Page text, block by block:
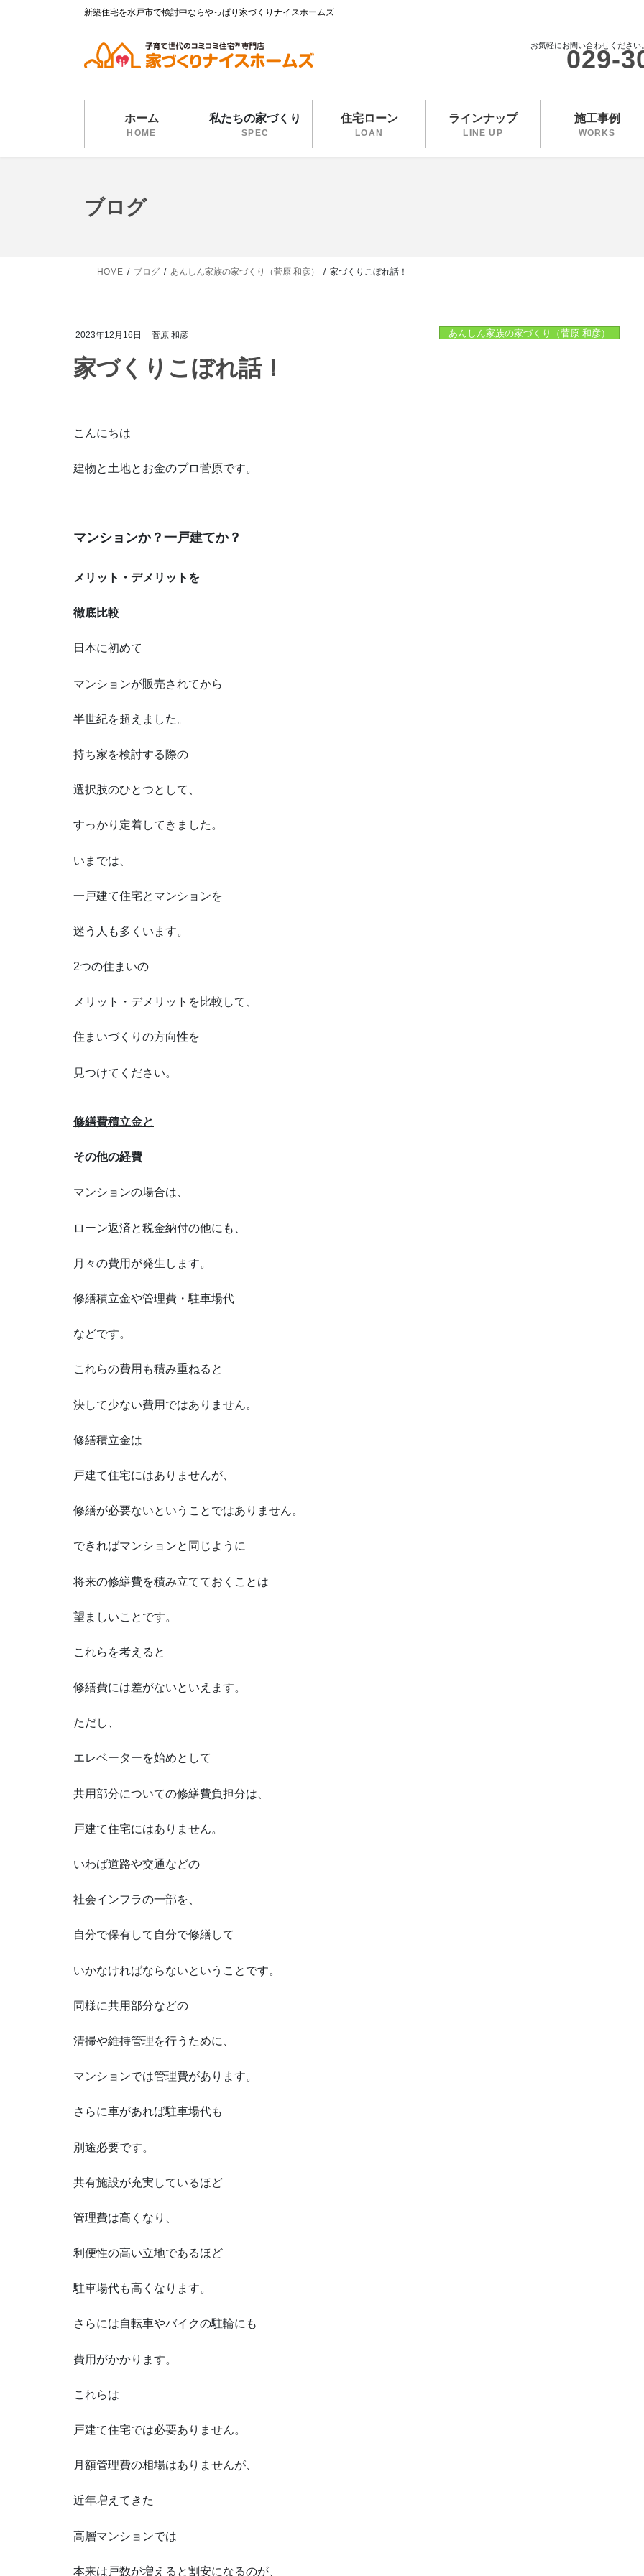
新築住宅を水戸市で検討中ならやっぱり家づくりナイスホームズ
お気軽にお問い合わせください
029-
ホーム
HOME
私たちの家づくり
SPEC
住宅ローン
LOAN
ラインナップ
LINE UP
施工事例
WORKS
ブログ
HOME ブログ あんしん家族の家づくり（菅原 和彦） 家づくりこぼれ話！
2023年12月16日 菅原 和彦 あんしん家族の家づくり（菅原 和彦）
家づくりこぼれ話！
こんにちは
建物と土地とお金のプロ菅原です。
マンションか？一戸建てか？
メリット・デメリットを
徹底比較
日本に初めて
マンションが販売されてから
半世紀を超えました。
持ち家を検討する際の
選択肢のひとつとして、
すっかり定着してきました。
いまでは、
一戸建て住宅とマンションを
迷う人も多くいます。
2つの住まいの
メリット・デメリットを比較して、
住まいづくりの方向性を
見つけてください。
修繕費積立金と
その他の経費
マンションの場合は、
ローン返済と税金納付の他にも、
月々の費用が発生します。
修繕積立金や管理費・駐車場代
などです。
これらの費用も積み重ねると
決して少ない費用ではありません。
修繕積立金は
戸建て住宅にはありませんが、
修繕が必要ないということではありません。
できればマンションと同じように
将来の修繕費を積み立てておくことは
望ましいことです。
これらを考えると
修繕費には差がないといえます。
ただし、
エレベーターを始めとして
共用部分についての修繕費負担分は、
戸建て住宅にはありません。
いわば道路や交通などの
社会インフラの一部を、
自分で保有して自分で修繕して
いかなければならないということです。
同様に共用部分などの
清掃や維持管理を行うために、
マンションでは管理費があります。
さらに車があれば駐車場代も
別途必要です。
共有施設が充実しているほど
管理費は高くなり、
利便性の高い立地であるほど
駐車場代も高くなります。
さらには自転車やバイクの駐輪にも
費用がかかります。
これらは
戸建て住宅では必要ありません。
月額管理費の相場はありませんが、
近年増えてきた
高層マンションでは
本来は戸数が増えると割安になるのが、